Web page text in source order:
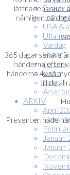
Tankar
Träning
USA &
Vardag
Väder
corona
covid
ootd
ARKIV
April
Mars
Januari
Januari
lättnadens suck
nämligen på
365 dagar senare
händerna efter
händerna 4x så
till de
Presenten hade